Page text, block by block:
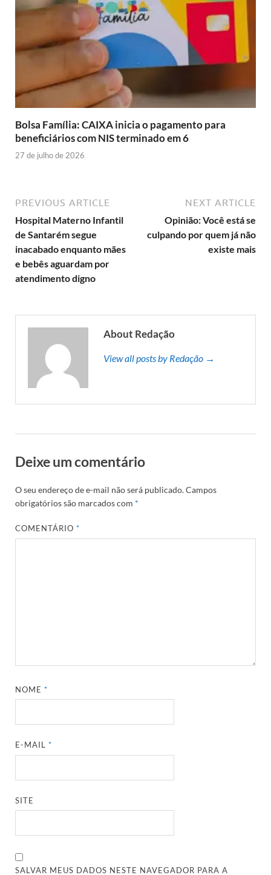
Bolsa Família: CAIXA inicia o pagamento para
beneficiários com NIS terminado em 6
27 de julho de 2026
PREVIOUS ARTICLE
Hospital Materno Infantil
de Santarém segue
inacabado enquanto mães
e bebês aguardam por
atendimento digno
NEXT ARTICLE
Opinião: Você está se
culpando por quem já não
existe mais
About Redação
View all posts by Redação →
Deixe um comentário
O seu endereço de e-mail não será publicado.Campos
obrigatórios são marcados com *
COMENTÁRIO*
NOME*
E-MAIL*
SITE
SALVAR MEUS DADOS NESTE NAVEGADOR PARA A